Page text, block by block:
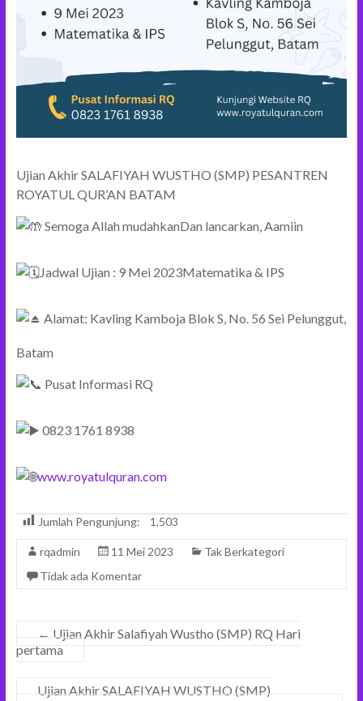
Ujian Akhir SALAFIYAH WUSTHO (SMP) PESANTREN
ROYATUL QUR’AN BATAM
Semoga Allah mudahkanDan lancarkan, Aamiin
Jadwal Ujian : 9 Mei 2023Matematika & IPS
Alamat: Kavling Kamboja Blok S, No. 56 Sei Pelunggut,
Batam
Pusat Informasi RQ
0823 1761 8938
www.royatulquran.com
Jumlah Pengunjung: 1,503
rqadmin 11 Mei 2023
Tak Berkategori
Tidak ada Komentar
← Ujian Akhir Salafiyah Wustho (SMP) RQ Hari
pertama
Ujian Akhir SALAFIYAH WUSTHO (SMP)